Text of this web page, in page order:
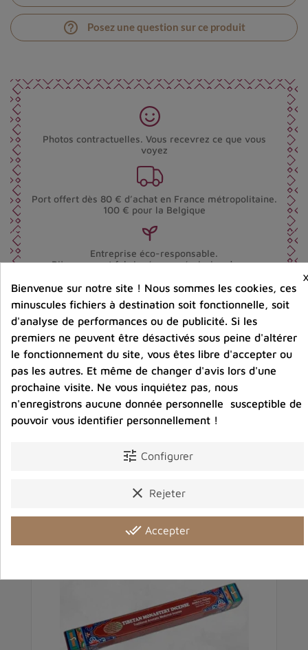
help_outline Posez une question sur ce produit
Photos contractuelles. Vous recevrez ce que vous
voyez
Port offert dès 80 € d’achat en France métropolitaine.
100 € pour la Belgique
Entreprise éco-responsable.
Bijoux argent fabriqués sans émission de gaz
Partager :
Avis clients
Bienvenue sur notre site ! Nous sommes les cookies, ces
minuscules fichiers à destination soit fonctionnelle, soit
d'analyse de performances ou de publicité. Si les
premiers ne peuvent être désactivés sous peine d'altérer
le fonctionnement du site, vous êtes libre d'accepter ou
pas les autres. Et même de changer d'avis lors d'une
prochaine visite. Ne vous inquiétez pas, nous
n'enregistrons aucune donnée personnelle susceptible de
pouvoir vous identifier personnellement !
tune Configurer
clear Rejeter
done_all Accepter